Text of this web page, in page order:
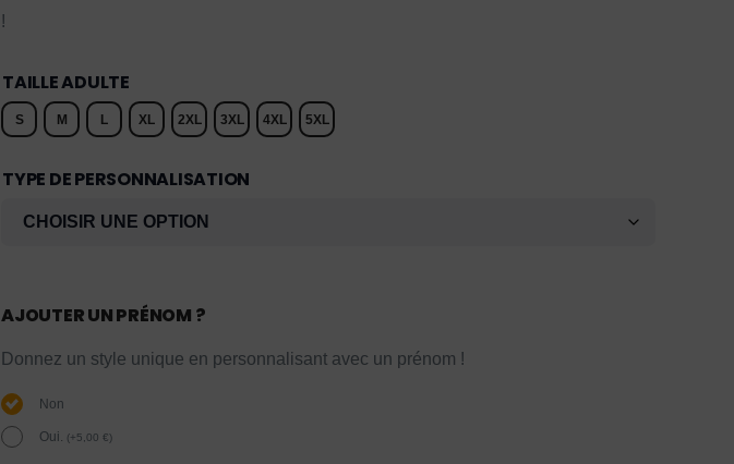
!
TAILLE ADULTE
S M L XL 2XL 3XL 4XL 5XL
TYPE DE PERSONNALISATION
AJOUTER UN PRÉNOM ?
Donnez un style unique en personnalisant avec un prénom !
Non
Oui. (+5,00 €)